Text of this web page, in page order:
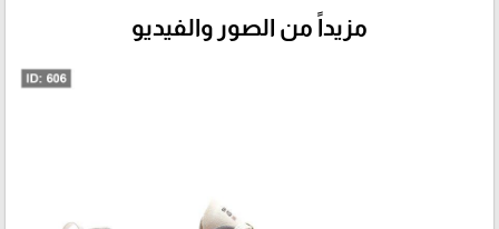
مزيداً من الصور والفيديو